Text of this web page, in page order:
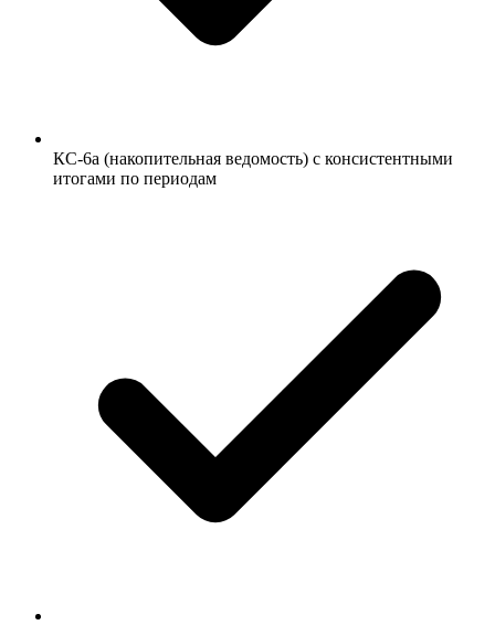
КС-6а (накопительная ведомость) с консистентными
итогами по периодам